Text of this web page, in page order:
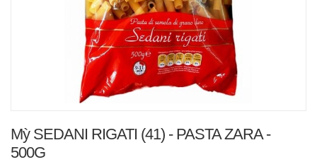
Mỳ SEDANI RIGATI (41) - PASTA ZARA -
500G